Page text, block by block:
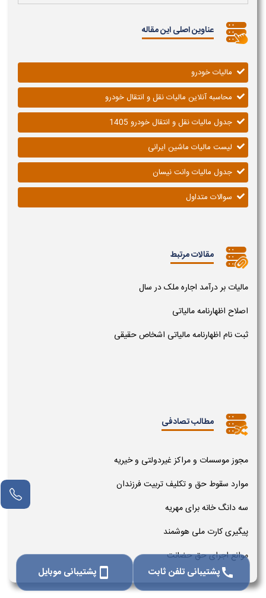
عناوین اصلی این مقاله
مالیات خودرو
محاسبه آنلاین مالیات نقل و انتقال خودرو
جدول مالیات نقل و انتقال خودرو 1405
لیست مالیات ماشین ایرانی
جدول مالیات وانت نیسان
سوالات متداول
مقالات مرتبط
مالیات بر درآمد اجاره ملک در سال
اصلاح اظهارنامه مالیاتی
ثبت نام اظهارنامه مالیاتی اشخاص حقیقی
مطالب تصادفی
مجوز موسسات و مراکز غیردولتی و خیریه
موارد سقوط حق و تکلیف تربیت فرزندان
سه دانگ خانه برای مهریه
پیگیری کارت ملی هوشمند
موانع اجرای حق حضانت
callپشتیبانی تلفن ثابت smartphone پشتیبانی موبایل